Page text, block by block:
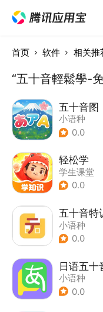
首页 软件 相关推
“五十音輕鬆學-
五十音图
小语种
0.0
轻松学
学生课堂
0.0
五十音特
小语种
0.0
日语五十
小语种
0.0